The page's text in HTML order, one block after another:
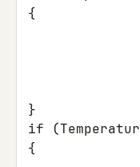
{
}
if
(Temperatur
{